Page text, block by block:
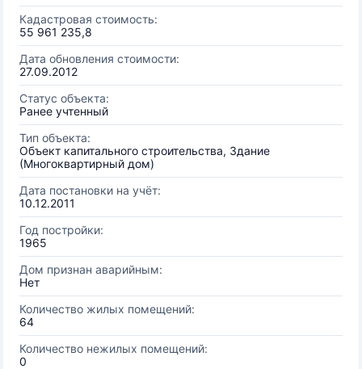
Кадастровая стоимость:
55 961 235,8
Дата обновления стоимости:
27.09.2012
Статус объекта:
Ранее учтенный
Тип объекта:
Объект капитального строительства, Здание
(Многоквартирный дом)
Дата постановки на учёт:
10.12.2011
Год постройки:
1965
Дом признан аварийным:
Нет
Количество жилых помещений:
64
Количество нежилых помещений:
0